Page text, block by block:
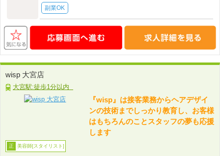
副業OK
wisp 大宮店
大宮駅:徒歩1分以内
『wisp』は接客業務からヘアデザイ
ンの技術までしっかり教育し、お客様
はもちろんのことスタッフの夢も応援
します
正 美容師[スタイリスト]